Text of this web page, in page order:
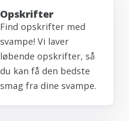
Opskrifter
Find opskrifter med
svampe! Vi laver
løbende opskrifter, så
du kan få den bedste
smag fra dine svampe.